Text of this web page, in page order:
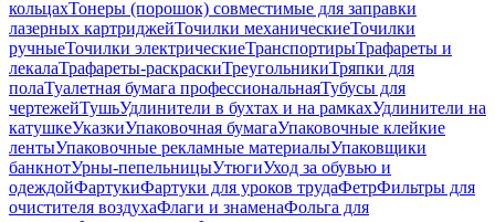
кольцахТонеры (порошок) совместимые для заправки
лазерных картриджейТочилки механическиеТочилки
ручныеТочилки электрическиеТранспортирыТрафареты и
лекалаТрафареты-раскраскиТреугольникиТряпки для
полаТуалетная бумага профессиональнаяТубусы для
чертежейТушьУдлинители в бухтах и на рамкахУдлинители на
катушкеУказкиУпаковочная бумагаУпаковочные клейкие
лентыУпаковочные рекламные материалыУпаковщики
банкнотУрны-пепельницыУтюгиУход за обувью и
одеждойФартукиФартуки для уроков трудаФетрФильтры для
очистителя воздухаФлаги и знаменаФольга для